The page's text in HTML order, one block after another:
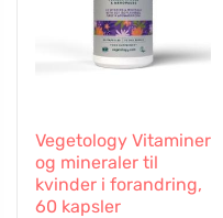
Vegetology Vitaminer
og mineraler til
kvinder i forandring,
60 kapsler